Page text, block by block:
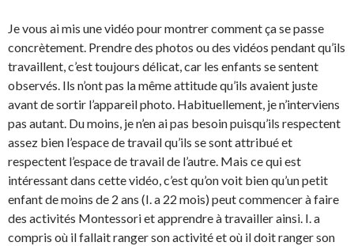
Je vous ai mis une vidéo pour montrer comment ça se passe
concrètement. Prendre des photos ou des vidéos pendant qu’ils
travaillent, c’est toujours délicat, car les enfants se sentent
observés. Ils n’ont pas la même attitude qu’ils avaient juste
avant de sortir l’appareil photo. Habituellement, je n’interviens
pas autant. Du moins, je n’en ai pas besoin puisqu’ils respectent
assez bien l’espace de travail qu’ils se sont attribué et
respectent l’espace de travail de l’autre. Mais ce qui est
intéressant dans cette vidéo, c’est qu’on voit bien qu’un petit
enfant de moins de 2 ans (I. a 22 mois) peut commencer à faire
des activités Montessori et apprendre à travailler ainsi. I. a
compris où il fallait ranger son activité et où il doit ranger son